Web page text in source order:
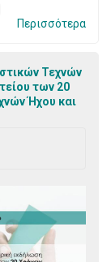
Περισσότερα
Τεχνών
των 20
Ήχου και